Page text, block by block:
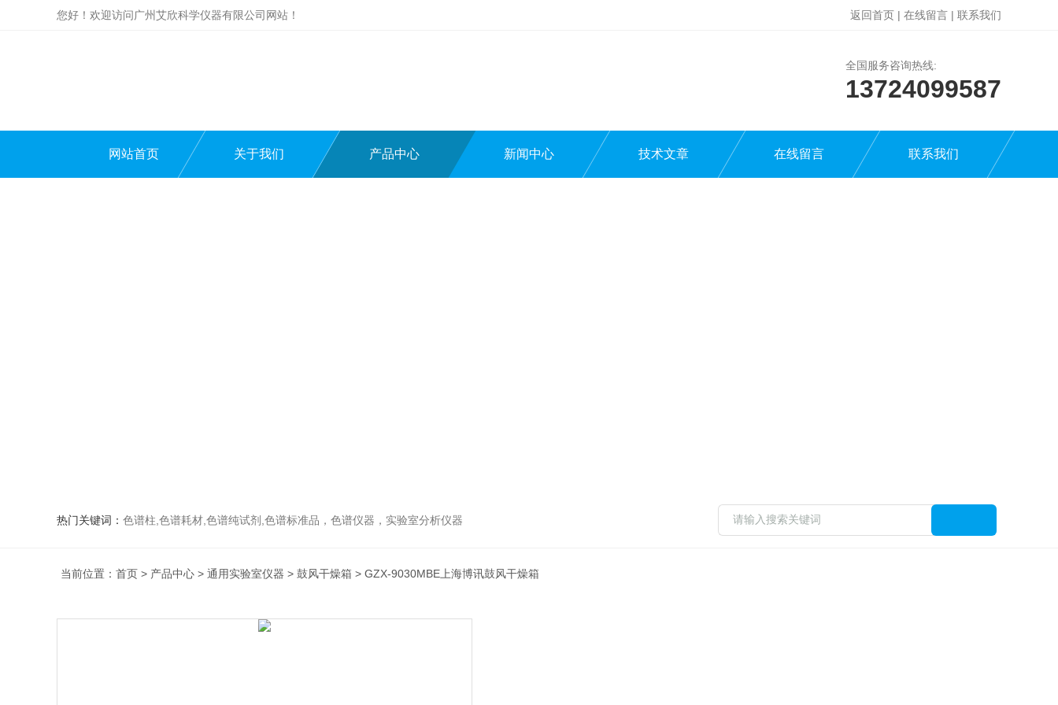
您好！欢迎访问广州艾欣科学仪器有限公司网站！ 返回首页 | 在线留言 | 联系我们
全国服务咨询热线:
13724099587
网站首页 关于我们 产品中心 新闻中心 技术文章 在线留言 联系我们
热门关键词： 色谱柱,色谱耗材,色谱纯试剂,色谱标准品，色谱仪器，实验室分析仪器
当前位置： 首页 > 产品中心 > 通用实验室仪器 > 鼓风干燥箱 > GZX-9030MBE上海博讯鼓风干燥箱